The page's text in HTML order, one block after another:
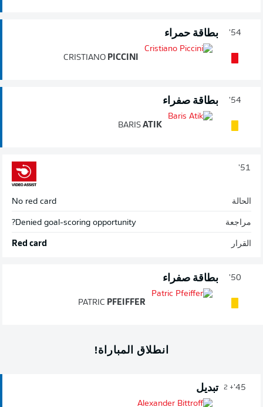
54' بطاقة حمراء
CRISTIANO PICCINI
54' بطاقة صفراء
BARIS ATIK
51'
الحالة No red card
مراجعة Denied goal-scoring opportunity?
القرار Red card
50' بطاقة صفراء
PATRIC PFEIFFER
انطلاق المباراة!
45'
+ 2 تبديل